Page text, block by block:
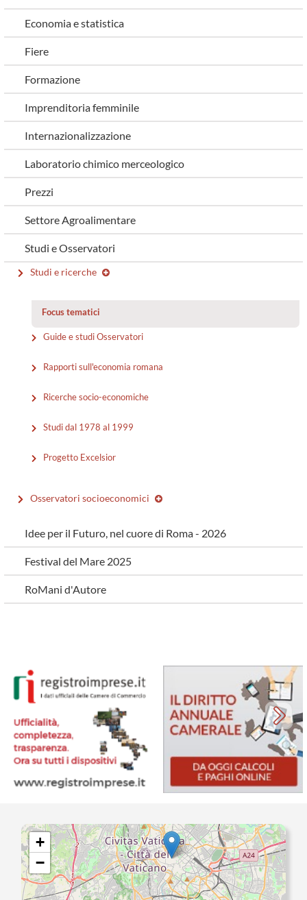
Economia e statistica
Fiere
Formazione
Imprenditoria femminile
Internazionalizzazione
Laboratorio chimico merceologico
Prezzi
Settore Agroalimentare
Studi e Osservatori
Studi e ricerche
Focus tematici
Guide e studi Osservatori
Rapporti sull'economia romana
Ricerche socio-economiche
Studi dal 1978 al 1999
Progetto Excelsior
Osservatori socioeconomici
Idee per il Futuro, nel cuore di Roma - 2026
Festival del Mare 2025
RoMani d'Autore
+
−